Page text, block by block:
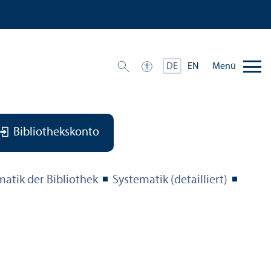
DE EN Menü
Bibliothekskonto
der Bibliothek Systematik (detailliert)